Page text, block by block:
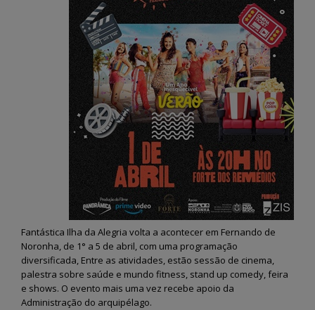
Fantástica Ilha da Alegria volta a acontecer em Fernando de
Noronha, de 1° a 5 de abril, com uma programação
diversificada, Entre as atividades, estão sessão de cinema,
palestra sobre saúde e mundo fitness, stand up comedy, feira
e shows. O evento mais uma vez recebe apoio da
Administração do arquipélago.